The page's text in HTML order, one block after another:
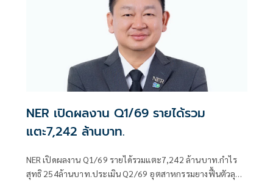
NER เปิดผลงาน Q1/69 รายได้รวม
แตะ7,242 ล้านบาท.
NER เปิดผลงาน Q1/69 รายได้รวมแตะ7,242 ล้านบาท.กำไร
สุทธิ 254ล้านบาท.ประเมิน Q2/69 อุตสาหกรรมยางฟื้นตัวลุย